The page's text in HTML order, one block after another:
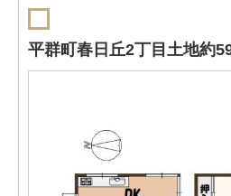
平群町春日丘2丁目土地約